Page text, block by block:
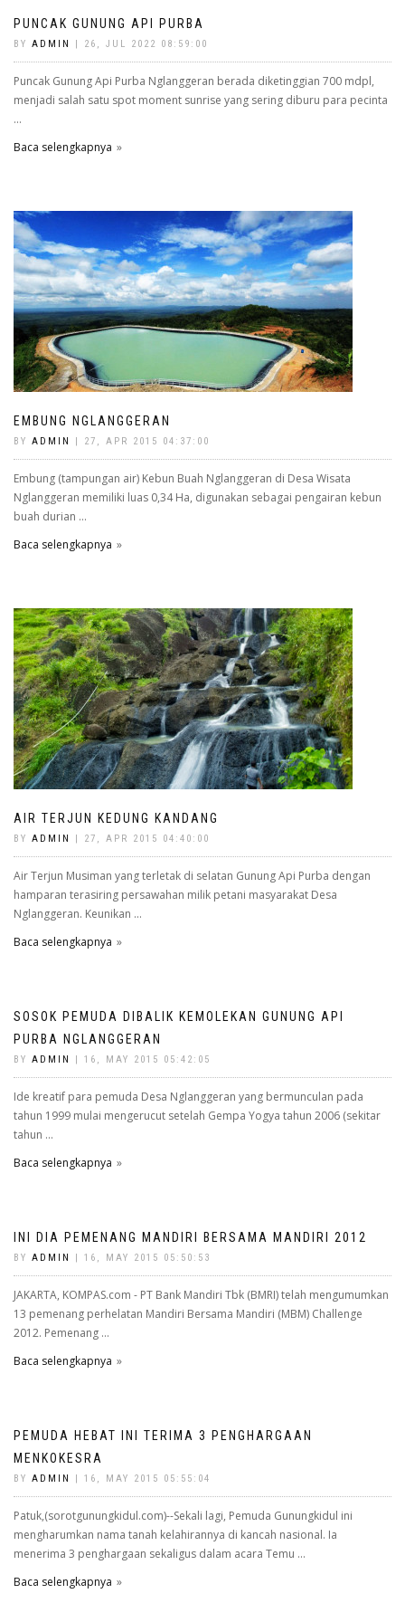
PUNCAK GUNUNG API PURBA
BY ADMIN | 26, JUL 2022 08:59:00
Puncak Gunung Api Purba Nglanggeran berada diketinggian 700 mdpl,
menjadi salah satu spot moment sunrise yang sering diburu para pecinta
...
Baca selengkapnya
EMBUNG NGLANGGERAN
BY ADMIN | 27, APR 2015 04:37:00
Embung (tampungan air) Kebun Buah Nglanggeran di Desa Wisata
Nglanggeran memiliki luas 0,34 Ha, digunakan sebagai pengairan kebun
buah durian ...
Baca selengkapnya
AIR TERJUN KEDUNG KANDANG
BY ADMIN | 27, APR 2015 04:40:00
Air Terjun Musiman yang terletak di selatan Gunung Api Purba dengan
hamparan terasiring persawahan milik petani masyarakat Desa
Nglanggeran. Keunikan ...
Baca selengkapnya
SOSOK PEMUDA DIBALIK KEMOLEKAN GUNUNG API
PURBA NGLANGGERAN
BY ADMIN | 16, MAY 2015 05:42:05
Ide kreatif para pemuda Desa Nglanggeran yang bermunculan pada
tahun 1999 mulai mengerucut setelah Gempa Yogya tahun 2006 (sekitar
tahun ...
Baca selengkapnya
INI DIA PEMENANG MANDIRI BERSAMA MANDIRI 2012
BY ADMIN | 16, MAY 2015 05:50:53
JAKARTA, KOMPAS.com - PT Bank Mandiri Tbk (BMRI) telah mengumumkan
13 pemenang perhelatan Mandiri Bersama Mandiri (MBM) Challenge
2012. Pemenang ...
Baca selengkapnya
PEMUDA HEBAT INI TERIMA 3 PENGHARGAAN
MENKOKESRA
BY ADMIN | 16, MAY 2015 05:55:04
Patuk,(sorotgunungkidul.com)--Sekali lagi, Pemuda Gunungkidul ini
mengharumkan nama tanah kelahirannya di kancah nasional. Ia
menerima 3 penghargaan sekaligus dalam acara Temu ...
Baca selengkapnya